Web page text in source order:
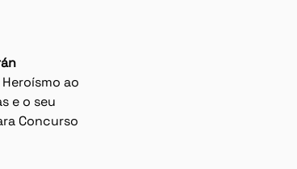
ao
e o seu
Concurso